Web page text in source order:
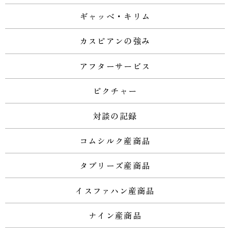
ギャッベ・キリム
カスピアンの強み
アフターサービス
ピクチャー
対談の記録
コムシルク産商品
タブリーズ産商品
イスファハン産商品
ナイン産商品